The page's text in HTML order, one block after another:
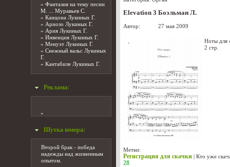
» Фантазия на тему песни
М. ... Муравьев С.
» Канцона Лукиных Г.
» Ариозо Лукиных Г.
» Ария Лукиных Г.
» Инвенция Лукиных Г.
» Менуэт Лукиных Г.
» Снежный вальс Лукиных
Г.
» Кантабиле Лукиных Г.
Реклама:
»
Шутка юмора:
Второй брак - победа
надежды над жизненным
опытом.
Elevation 3 Боэльман Л.
Автор: 27 мая 2009
Ноты для
2 стр.
Метки:
Регистрация для скачки | Кто уже
28